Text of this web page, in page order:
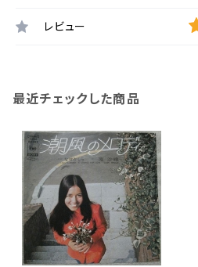
レビュー
最近チェックした商品